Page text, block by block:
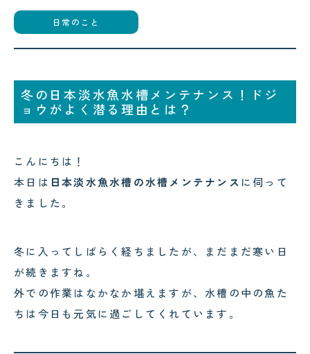
2026.08.05
コクテンフグの意外な一面！海水
水槽メンテナンスで起きた出来事
テナンス｜美しい水景を支える定
期メンテナンスの大切さ
た！
日常のこと
冬の日本淡水魚水槽メンテナンス！ドジ
ョウがよく潜る理由とは？
こんにちは！
本日は 日本淡水魚水槽の水槽メンテナンス に伺って
きました。
冬に入ってしばらく経ちましたが、まだまだ寒い日
が続きますね。
外での作業はなかなか堪えますが、水槽の中の魚た
ちは今日も元気に過ごしてくれています。